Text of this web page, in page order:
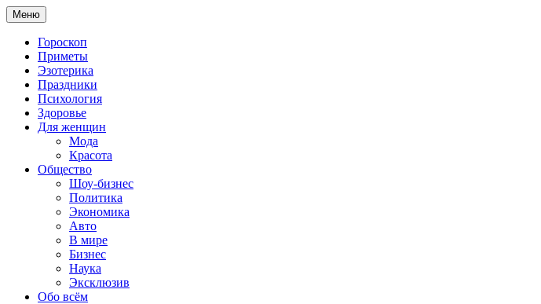
Меню
Гороскоп
Приметы
Эзотерика
Праздники
Психология
Здоровье
Для женщин
Мода
Красота
Общество
Шоу-бизнес
Политика
Экономика
Авто
В мире
Бизнес
Наука
Эксклюзив
Обо всём